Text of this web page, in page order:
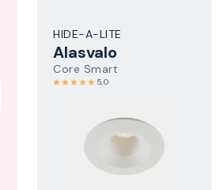
HIDE-A-LITE
Alasvalo
Core Smart
5,0